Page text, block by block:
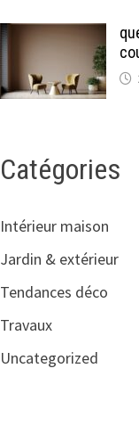
Catégories
Intérieur maison
Jardin & extérieur
Tendances déco
Travaux
Uncategorized